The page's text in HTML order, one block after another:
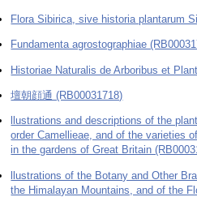
Flora Sibirica, sive historia plantarum
Fundamenta agrostographiae
Historiae Naturalis de Arboribus et
壇朝顔通 (RB00031718)
llustrations and descriptions of the
order Camellieae, and of the varieties
in the gardens of Great Britain
llustrations of the Botany and Other
the Himalayan Mountains, and of the